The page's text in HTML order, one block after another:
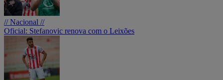
// Nacional //
Oficial: Stefanovic renova com o Leixões